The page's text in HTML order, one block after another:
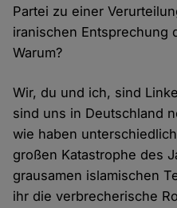
Partei zu einer
iranischen Entsprechung
Warum?
Wir, du und ich, sind
sind uns in Deutschland
wie haben
großen Katastrophe des
grausamen islamischen
ihr die verbrecherische